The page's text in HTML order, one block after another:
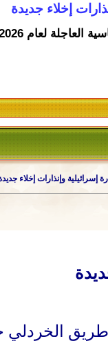
إخلاء جديدة
العاجلة لعام 2026 م
إسرائيلية وإنذارات إخلاء
الخردلي